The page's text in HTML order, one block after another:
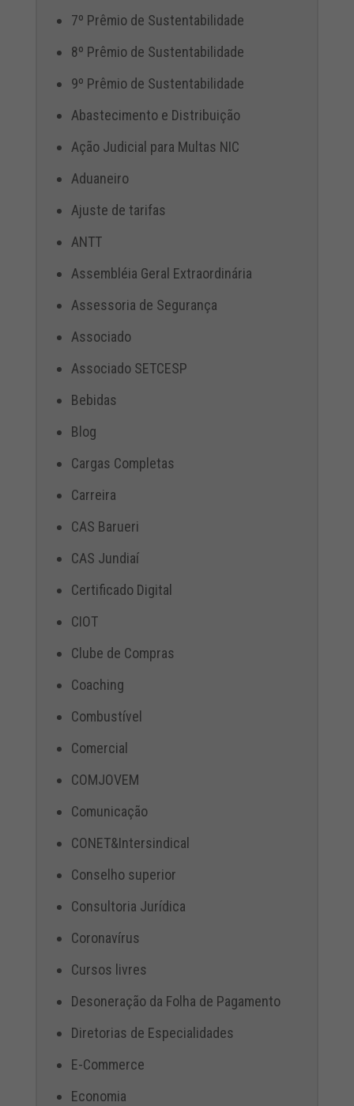
7º Prêmio de Sustentabilidade
8º Prêmio de Sustentabilidade
9º Prêmio de Sustentabilidade
Abastecimento e Distribuição
Ação Judicial para Multas NIC
Aduaneiro
Ajuste de tarifas
ANTT
Assembléia Geral Extraordinária
Assessoria de Segurança
Associado
Associado SETCESP
Bebidas
Blog
Cargas Completas
Carreira
CAS Barueri
CAS Jundiaí
Certificado Digital
CIOT
Clube de Compras
Coaching
Combustível
Comercial
COMJOVEM
Comunicação
CONET&Intersindical
Conselho superior
Consultoria Jurídica
Coronavírus
Cursos livres
Desoneração da Folha de Pagamento
Diretorias de Especialidades
E-Commerce
Economia